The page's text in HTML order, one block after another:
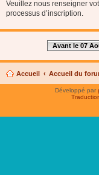
Veuillez nous renseigner
processus d’inscription.
Avant le 07
Accueil Accueil du
Développé par